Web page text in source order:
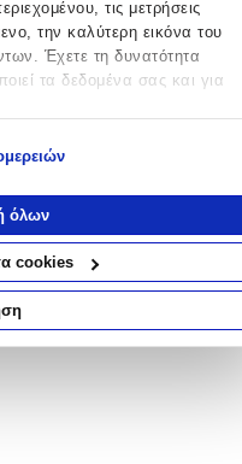
τις μετρήσεις
την καλύτερη εικόνα του
Έχετε τη δυνατότητα
τα δεδομένα σας και για
ακριβείς σε απόσταση
σας σαρώνοντας ενεργά για
αποτύπωμα)
επεξεργασίας των
τις προτιμήσεις σας
να αλλάξετε ή να
από τη Δήλωση Cookies.
μας να λειτουργεί
να παρέχουμε
όλων
cookies